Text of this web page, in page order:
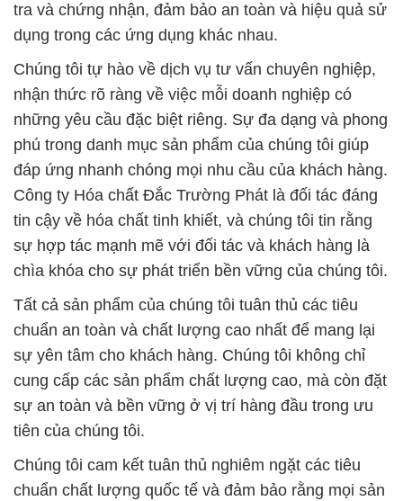
tra và chứng nhận, đảm bảo an toàn và hiệu quả sử
dụng trong các ứng dụng khác nhau.
Chúng tôi tự hào về dịch vụ tư vấn chuyên nghiệp,
nhận thức rõ ràng về việc mỗi doanh nghiệp có
những yêu cầu đặc biệt riêng. Sự đa dạng và phong
phú trong danh mục sản phẩm của chúng tôi giúp
đáp ứng nhanh chóng mọi nhu cầu của khách hàng.
Công ty Hóa chất Đắc Trường Phát là đối tác đáng
tin cậy về hóa chất tinh khiết, và chúng tôi tin rằng
sự hợp tác mạnh mẽ với đối tác và khách hàng là
chìa khóa cho sự phát triển bền vững của chúng tôi.
Tất cả sản phẩm của chúng tôi tuân thủ các tiêu
chuẩn an toàn và chất lượng cao nhất để mang lại
sự yên tâm cho khách hàng. Chúng tôi không chỉ
cung cấp các sản phẩm chất lượng cao, mà còn đặt
sự an toàn và bền vững ở vị trí hàng đầu trong ưu
tiên của chúng tôi.
Chúng tôi cam kết tuân thủ nghiêm ngặt các tiêu
chuẩn chất lượng quốc tế và đảm bảo rằng mọi sản